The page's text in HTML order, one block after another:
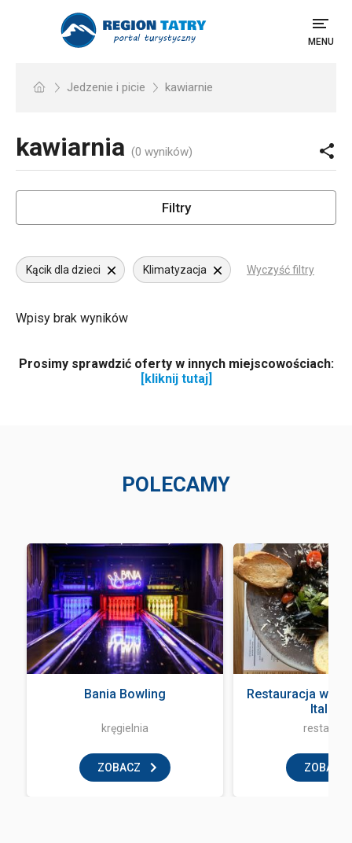
MENU
Jedzenie i picie kawiarnie
kawiarnia (0 wyników)
Filtry
Kącik dla dzieci Klimatyzacja Wyczyść filtry
Wpisy brak wyników
Prosimy sprawdzić oferty w innych miejscowościach:
[kliknij tutaj]
POLECAMY
Bania Bowling
kręgielnia
ZOBACZ
Restauracja
Italiano
ZOBACZ